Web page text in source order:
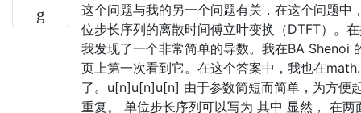
这个问题与我的另一个问题有关，在这个问题中
位步长序列的离散时间傅立叶变换（DTFT）。
我发现了一个非常简单的导数。我在BA Shenoi
页上第一次看到它。在这个答案中，我也在
了。u[n]u[n]u[n] 由于参数简短而简单，为方便
重复。 单位步长序列可以写为 其中 显然， 在两